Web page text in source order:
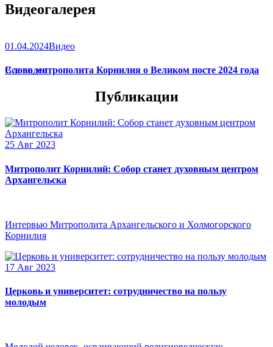
Видеогалерея
01.04.2024Видео
Слово митрополита Корнилия о Великом посте 2024 года
Все видео
Публикации
25 Авг 2023
Митрополит Корнилий: Собор станет духовным центром
Архангельска
Интервью Митрополита Архангельского и Холмогорского
Корнилия
17 Авг 2023
Церковь и университет: сотрудничество на пользу
молодым